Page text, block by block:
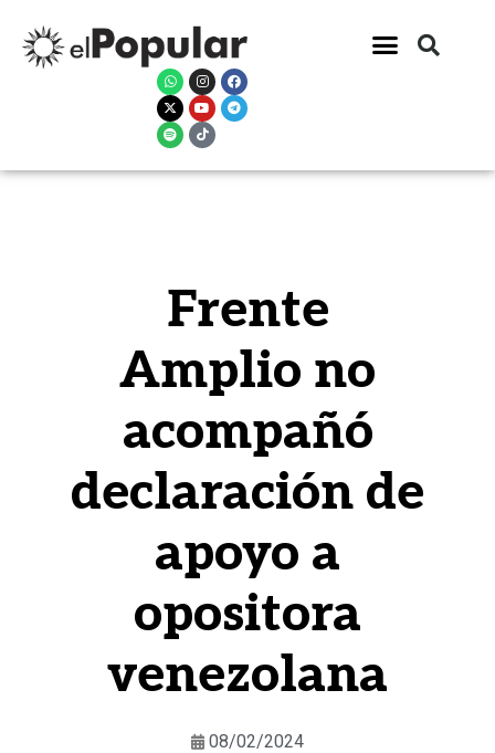
Frente
Amplio no
acompañó
declaración de
apoyo a
opositora
venezolana
08/02/2024